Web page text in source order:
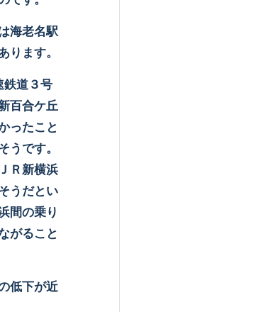
海老名駅
ります。
鉄道３号
百合ケ丘
ったこと
うです。
Ｒ新横浜
うだとい
間の乗り
がること
低下が近